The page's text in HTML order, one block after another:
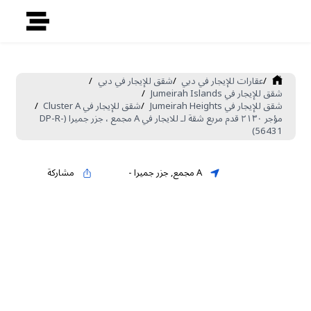
/عقارات للإيجار في دبي /شقق للإيجار في دبي /
شقق للإيجار في Jumeirah Islands /
شقق للإيجار في Jumeirah Heights /شقق للإيجار في Cluster A /
مؤجر ٢١٣٠ قدم مربع شقة لـ للايجار في A مجمع ، جزر جميرا (DP-R-
56431)
A مجمع ,جزر جميرا- مشاركة